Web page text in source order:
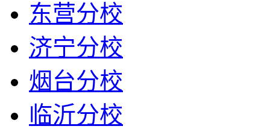
东营分校
济宁分校
烟台分校
临沂分校